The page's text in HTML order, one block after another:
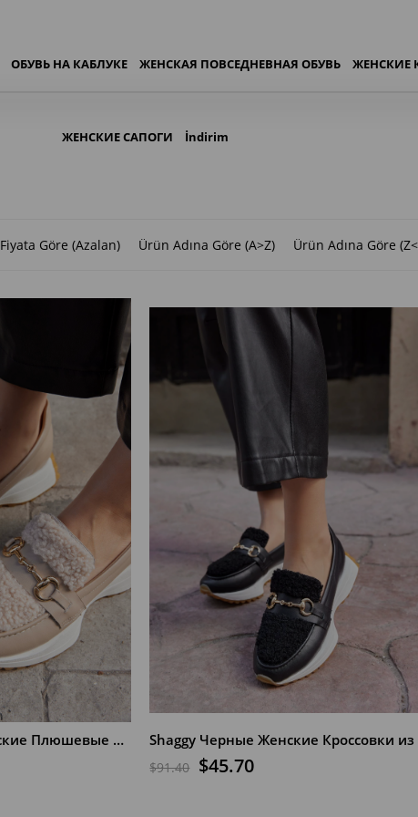
ОБУВЬ НА КАБЛУКЕ ЖЕНСКАЯ ПОВСЕДНЕВНАЯ ОБУВЬ ЖЕНСКИЕ
ЖЕНСКИЕ САПОГИ İndirim
Fiyata Göre (Azalan) Ürün Adına Göre (A>Z) Ürün Adına Göre
Shaggy Бежевые Женские Плюшевые Кроссовки из Натуральной Кожи
$45.70
$91.40